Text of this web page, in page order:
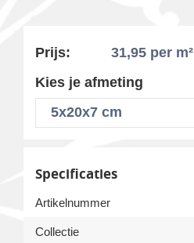
Prijs: 31,95 per m²
Kies je afmeting
Specificaties
Artikelnummer
Collectie